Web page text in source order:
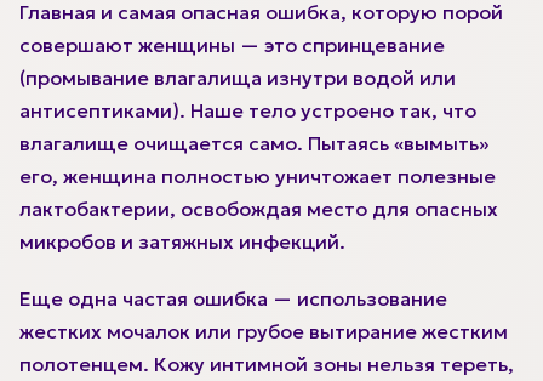
Главная и самая опасная ошибка, которую порой
совершают женщины — это спринцевание
(промывание влагалища изнутри водой или
антисептиками). Наше тело устроено так, что
влагалище очищается само. Пытаясь «вымыть»
его, женщина полностью уничтожает полезные
лактобактерии, освобождая место для опасных
микробов и затяжных инфекций.
Еще одна частая ошибка — использование
жестких мочалок или грубое вытирание жестким
полотенцем. Кожу интимной зоны нельзя тереть,